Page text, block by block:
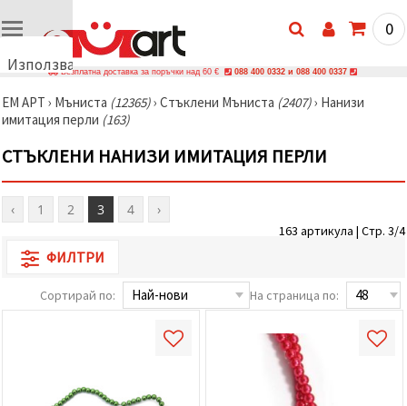
Използваме
🍪
Използваме
и подобни
технологии,
за да
осигурим
правилната
работа на
подобрим
твоето
и, с твое
съгласие,
0
Безплатна доставка за поръчки над 60 € 088 400 0332 и 088 400 0337
ЕМ АРТ › Мъниста (12365)› Стъклени Мъниста (2407)› Нанизи
имитация перли (163)
СТЪКЛЕНИ НАНИЗИ ИМИТАЦИЯ ПЕРЛИ
‹ 1 2 3 4 ›
163 артикула | Стр. 3/4
ФИЛТРИ
Сортирай по: На страница по: